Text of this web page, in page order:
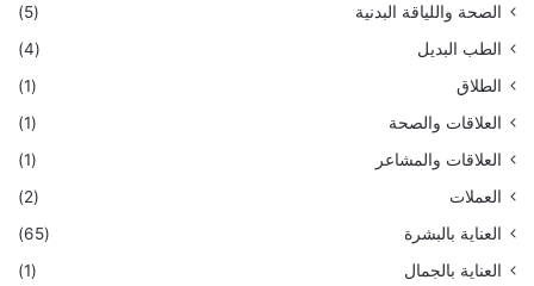
الصحة واللياقة البدنية
(5)
الطب البديل
(4)
الطلاق
(1)
العلاقات والصحة
(1)
العلاقات والمشاعر
(1)
العملات
(2)
العناية بالبشرة
(65)
العناية بالجمال
(1)